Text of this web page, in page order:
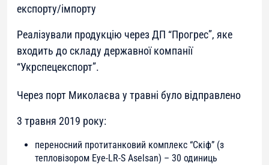
експорту/імпорту
Реалізували продукцію через ДП “Прогрес”, яке
входить до складу державної компанії
“Укрспецекспорт”.
Через порт Миколаєва у травні було відправлено
3 травня 2019 року:
переносний протитанковий комплекс “Скіф” (з
тепловізором Eye-LR-S Aselsan) – 30 одиниць